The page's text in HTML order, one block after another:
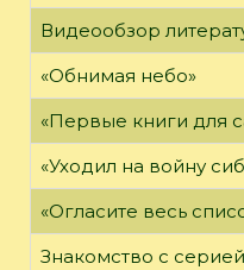
Видеообзор
«Обнимая небо»
«Первые книги для
«Уходил на войну
«Огласите весь
Знакомство с